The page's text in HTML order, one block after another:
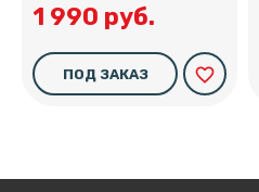
1 990 руб.
ПОД ЗАКАЗ favorite_border